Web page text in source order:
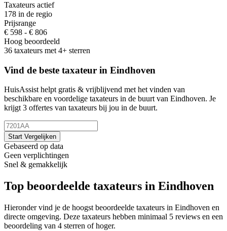
Taxateurs actief
178 in de regio
Prijsrange
€ 598 - € 806
Hoog beoordeeld
36 taxateurs met 4+ sterren
Vind de beste taxateur in Eindhoven
HuisAssist helpt gratis & vrijblijvend met het vinden van
beschikbare en voordelige taxateurs in de buurt van Eindhoven. Je
krijgt 3 offertes van taxateurs bij jou in de buurt.
Start Vergelijken
Gebaseerd op data
Geen verplichtingen
Snel & gemakkelijk
Top beoordeelde taxateurs in Eindhoven
Hieronder vind je de hoogst beoordeelde taxateurs in Eindhoven en
directe omgeving. Deze taxateurs hebben minimaal 5 reviews en een
beoordeling van 4 sterren of hoger.